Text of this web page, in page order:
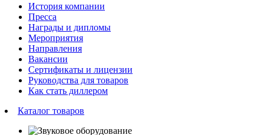
История компании
Пресса
Награды и дипломы
Мероприятия
Направления
Вакансии
Сертификаты и лицензии
Руководства для товаров
Как стать диллером
Каталог товаров